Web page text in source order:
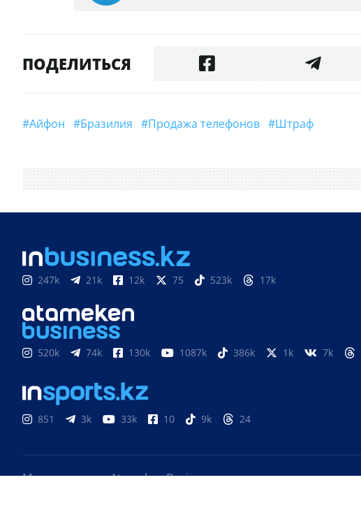
ПОДЕЛИТЬСЯ
#айфон #Бразилия #продажа телефонов #штраф
247k 21k 12k 75 523k 17k
520k 74k 130k 1087k 386k 1k 7k
851 3k 33k 10 9k 24
Медиахолдинг «Atameken Business»